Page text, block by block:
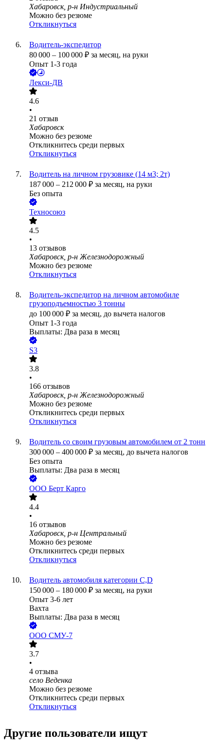
Хабаровск, р-н Индустриальный
Можно без резюме
Откликнуться
Водитель-экспедитор
80 000 – 100 000 ₽ за месяц, на руки
Опыт 1-3 года
Лекси-ДВ
4.6
•
21 отзыв
Хабаровск
Можно без резюме
Откликнитесь среди первых
Откликнуться
Водитель на личном грузовике (14 м3; 2т)
187 000 – 212 000 ₽ за месяц, на руки
Без опыта
Техносоюз
4.5
•
13 отзывов
Хабаровск, р-н Железнодорожный
Можно без резюме
Откликнуться
Водитель-экспедитор на личном автомобиле
грузоподъемностью 3 тонны
до 100 000 ₽ за месяц, до вычета налогов
Опыт 1-3 года
Выплаты: Два раза в месяц
S3
3.8
•
166 отзывов
Хабаровск, р-н Железнодорожный
Можно без резюме
Откликнитесь среди первых
Откликнуться
Водитель со своим грузовым автомобилем от 2 тонн
300 000 – 400 000 ₽ за месяц, до вычета налогов
Без опыта
Выплаты: Два раза в месяц
ООО Берт Карго
4.4
•
16 отзывов
Хабаровск, р-н Центральный
Можно без резюме
Откликнитесь среди первых
Откликнуться
Водитель автомобиля категории С,D
150 000 – 180 000 ₽ за месяц, на руки
Опыт 3-6 лет
Вахта
Выплаты: Два раза в месяц
ООО СМУ-7
3.7
•
4 отзыва
село Веденка
Можно без резюме
Откликнитесь среди первых
Откликнуться
Другие пользователи ищут